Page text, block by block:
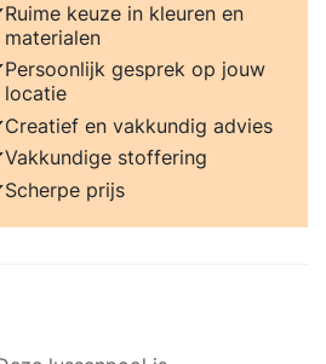
Ruime keuze in kleuren en
materialen
Persoonlijk gesprek op jouw
locatie
Creatief en vakkundig advies
Vakkundige stoffering
Scherpe prijs